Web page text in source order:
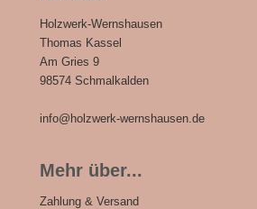
Holzwerk-Wernshausen
Thomas Kassel
Am Gries 9
98574 Schmalkalden
info@holzwerk-wernshausen.de
Mehr über...
Zahlung & Versand